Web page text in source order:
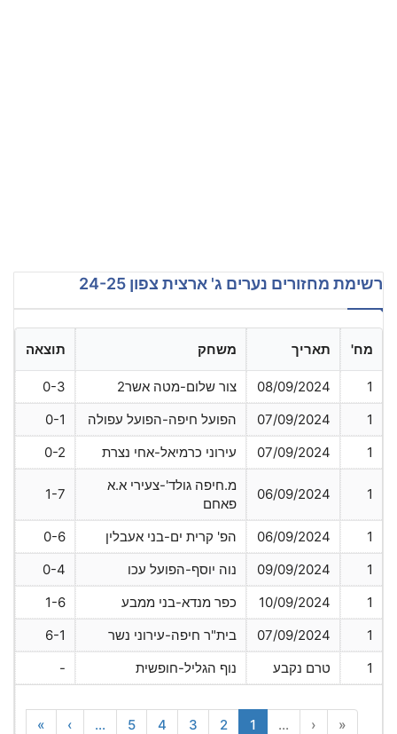
רשימת מחזורים נערים ג' ארצית צפון 24-25
מח' תאריך משחק תוצאה
1
08/09/2024 צור שלום-מטה אשר2
0-3
1
07/09/2024 הפועל חיפה-הפועל עפולה
0-1
1
07/09/2024 עירוני כרמיאל-אחי נצרת 0-2
1
06/09/2024
מ.חיפה גולד'-צעירי א.א
פאחם
1-7
1
06/09/2024 הפ' קרית ים-בני אעבלין
0-6
1
09/09/2024 נוה יוסף-הפועל עכו
0-4
1
10/09/2024 כפר מנדא-בני ממבע
1-6
1
07/09/2024 בית"ר חיפה-עירוני נשר
6-1
1
טרם נקבע נוף הגליל-חופשית -
«
‹
...
1
2
3
4
5
...
›
»